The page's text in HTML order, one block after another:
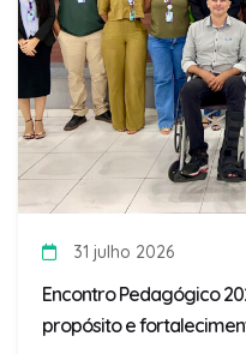
31 julho 2026
Encontro Pedagógico
propósito e